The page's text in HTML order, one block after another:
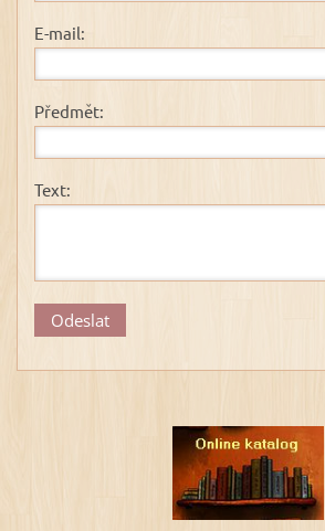
E-mail:
Předmět:
Text: